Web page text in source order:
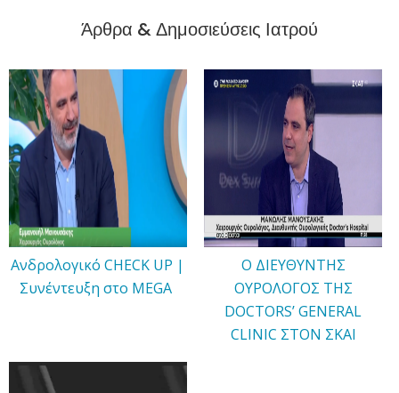
Άρθρα & Δημοσιεύσεις Ιατρού
Ανδρολογικό CHECK UP |
Συνέντευξη στο MEGA
Ο ΔΙΕΥΘΥΝΤΗΣ
ΟΥΡΟΛΟΓΟΣ ΤΗΣ
DOCTORS’ GENERAL
CLINIC ΣΤΟΝ ΣΚΑΙ